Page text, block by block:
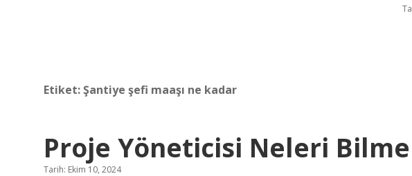
Etiket:Şantiye şefi maaşı ne kadar
Proje Yöneticisi Neleri
Tarih: Ekim 10, 2024